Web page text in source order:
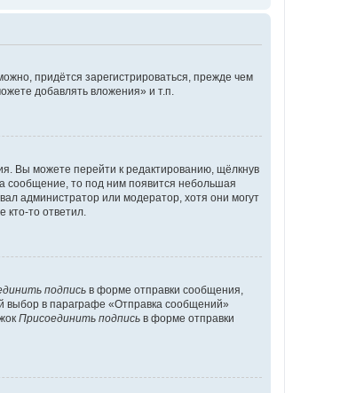
придётся зарегистрироваться, прежде чем
добавлять вложения» и т.п.
Вы можете перейти к редактированию, щёлкнув
сообщение, то под ним появится небольшая
администратор или модератор, хотя они могут
то ответил.
подпись в форме отправки сообщения,
выбор в параграфе «Отправка сообщений»
Присоединить подпись в форме отправки